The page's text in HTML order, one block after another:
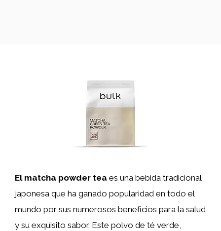
El matcha powder tea es una bebida tradicional
japonesa que ha ganado popularidad en todo el
mundo por sus numerosos beneficios para la salud
y su exquisito sabor. Este polvo de té verde,